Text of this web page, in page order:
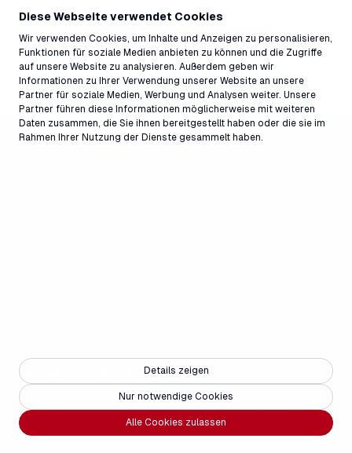
Diese Webseite verwendet Cookies
Wir verwenden Cookies, um Inhalte und Anzeigen zu personalisieren,
Funktionen für soziale Medien anbieten zu können und die Zugriffe
auf unsere Website zu analysieren. Außerdem geben wir
Informationen zu Ihrer Verwendung unserer Website an unsere
Partner für soziale Medien, Werbung und Analysen weiter. Unsere
Partner führen diese Informationen möglicherweise mit weiteren
Daten zusammen, die Sie ihnen bereitgestellt haben oder die sie im
Rahmen Ihrer Nutzung der Dienste gesammelt haben.
Alle Cookies zulassen
Nur notwendige Cookies
Details zeigen
+41 81 927 97 00
Réserver une table
Copyright © 2025 - Weisse Arena Gruppe
PARTENAIRESEMPLOISCONTACTMÉDIASACCESSIBILITÉFAQ
IMPRESSUM
POLITIQUE DE CONFIDENTIALITÉAGB